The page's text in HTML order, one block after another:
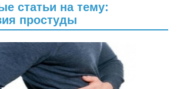
статьи на тему:
простуды